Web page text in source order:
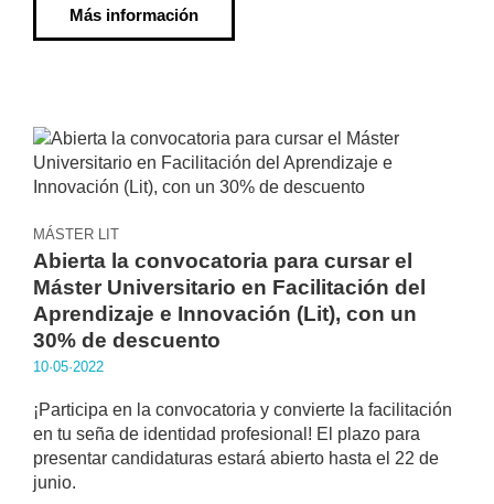
Más información
MÁSTER LIT
Abierta la convocatoria para cursar el
Máster Universitario en Facilitación del
Aprendizaje e Innovación (Lit), con un
30% de descuento
10·05·2022
¡Participa en la convocatoria y convierte la facilitación
en tu seña de identidad profesional! El plazo para
presentar candidaturas estará abierto hasta el 22 de
junio.